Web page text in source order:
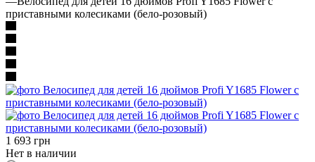
приставными колесиками (бело-розовый)
1 693 грн
Нет в наличии